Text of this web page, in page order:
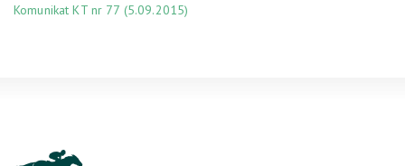
Komunikat KT nr 77 (5.09.2015)